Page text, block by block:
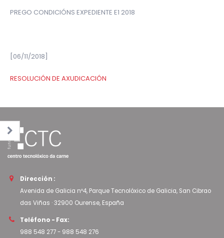
PREGO CONDICIÓNS EXPEDIENTE E1 2018
[06/11/2018]
RESOLUCIÓN DE AXUDICACIÓN
Dirección :
Avenida de Galicia nº4, Parque Tecnolóxico de Galicia, San Cibrao
das Viñas · 32900 Ourense, España
Teléfono - Fax:
988 548 277- 988 548 276